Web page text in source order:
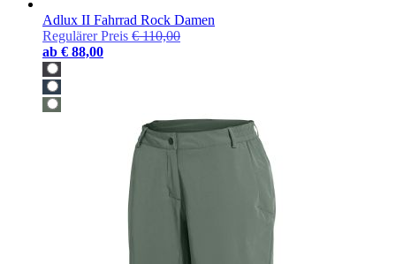
Adlux II Fahrrad Rock Damen
Regulärer Preis € 110,00
ab € 88,00